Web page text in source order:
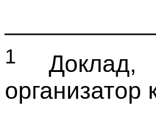
1
Доклад,